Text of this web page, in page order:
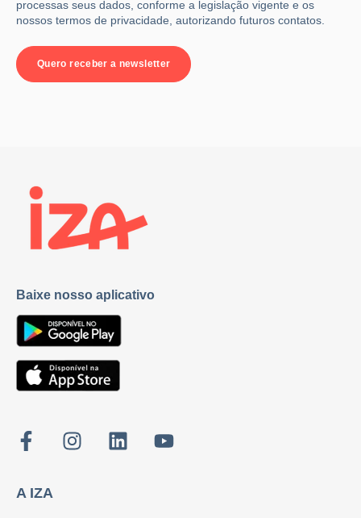
processas seus dados, conforme a legislação vigente e os
nossos termos de privacidade, autorizando futuros contatos.
Baixe nosso aplicativo
A IZA